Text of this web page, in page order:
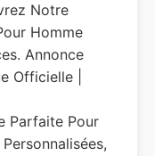
Notre
Homme
Annonce
Officielle |
Parfaite Pour